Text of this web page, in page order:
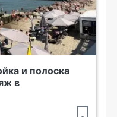
и полоска
в